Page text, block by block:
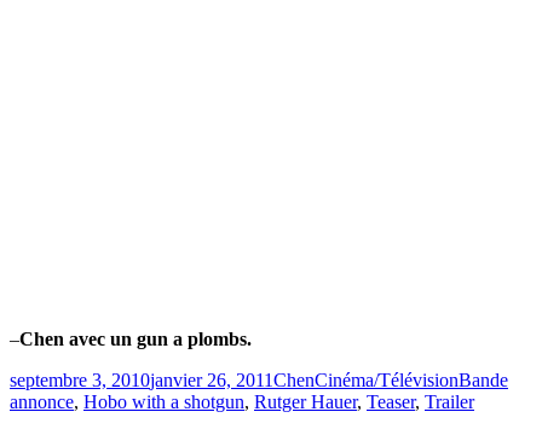
–Chen avec un gun a plombs.
Publié
le
septembre 3, 2010janvier 26, 2011ChenCatégories
Cinéma/TélévisionÉtiquettes
Bande
annonce, Hobo with a shotgun, Rutger Hauer, Teaser, Trailer